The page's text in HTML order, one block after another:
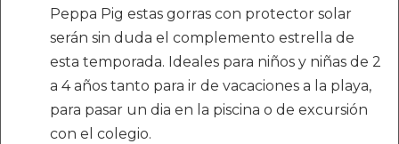
Peppa Pig estas gorras con protector solar
serán sin duda el complemento estrella de
esta temporada. Ideales para niños y niñas de 2
a 4 años tanto para ir de vacaciones a la playa,
para pasar un dia en la piscina o de excursión
con el colegio.